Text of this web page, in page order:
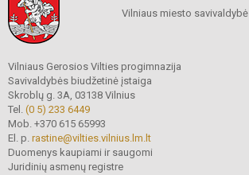
Vilniaus miesto savivaldybė
Vilniaus Gerosios Vilties progimnazija
Savivaldybės biudžetinė įstaiga
Skroblų g. 3A, 03138 Vilnius
Tel. (0 5) 233 6449
Mob. +370 615 65993
El. p. rastine@vilties.vilnius.lm.lt
Duomenys kaupiami ir saugomi
Juridinių asmenų registre